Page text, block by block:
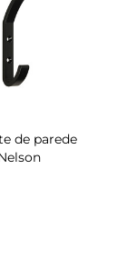
de parede